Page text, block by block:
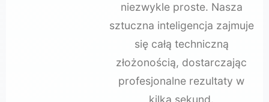
niezwykle proste. Nasza
sztuczna inteligencja zajmuje
się całą techniczną
złożonością, dostarczając
profesjonalne rezultaty w
kilka sekund.